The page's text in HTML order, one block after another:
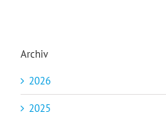
Archiv
2026
2025